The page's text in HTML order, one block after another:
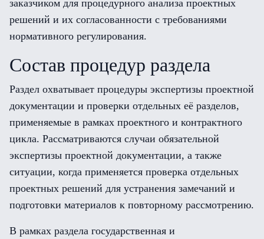
заказчиком для процедурного анализа проектных
решений и их согласованности с требованиями
нормативного регулирования.
Состав процедур раздела
Раздел охватывает процедуры экспертизы проектной
документации и проверки отдельных её разделов,
применяемые в рамках проектного и контрактного
цикла. Рассматриваются случаи обязательной
экспертизы проектной документации, а также
ситуации, когда применяется проверка отдельных
проектных решений для устранения замечаний и
подготовки материалов к повторному рассмотрению.
В рамках раздела государственная и